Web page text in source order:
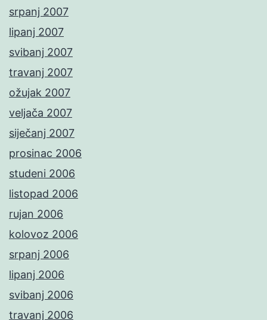
srpanj 2007
lipanj 2007
svibanj 2007
travanj 2007
ožujak 2007
veljača 2007
siječanj 2007
prosinac 2006
studeni 2006
listopad 2006
rujan 2006
kolovoz 2006
srpanj 2006
lipanj 2006
svibanj 2006
travanj 2006